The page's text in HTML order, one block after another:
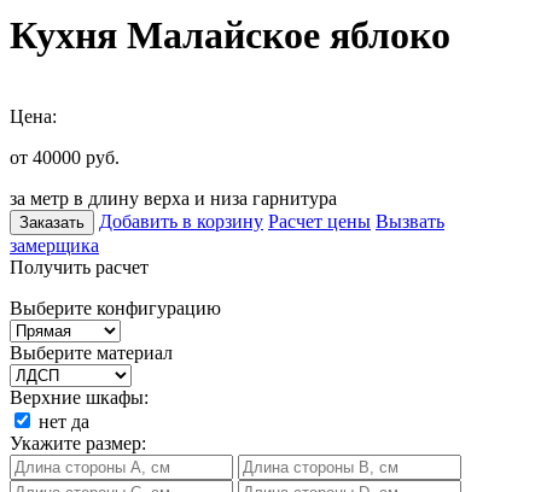
Кухня Малайское яблоко
Цена:
от 40000 руб.
за метр в длину верха и низа гарнитура
Заказать Добавить в корзину Расчет цены Вызвать
замерщика
Получить расчет
Выберите конфигурацию
Выберите материал
Верхние шкафы:
нет да
Укажите размер: